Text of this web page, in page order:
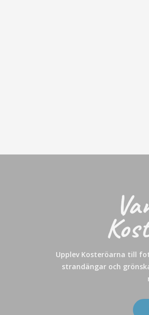
Upplev Kosteröarna till
strandängar och